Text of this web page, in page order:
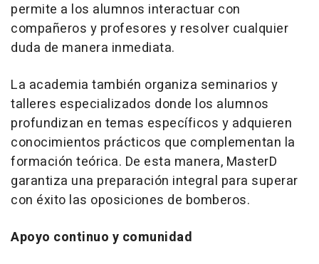
permite a los alumnos interactuar con
compañeros y profesores y resolver cualquier
duda de manera inmediata.
La academia también organiza seminarios y
talleres especializados donde los alumnos
profundizan en temas específicos y adquieren
conocimientos prácticos que complementan la
formación teórica. De esta manera, MasterD
garantiza una preparación integral para superar
con éxito las oposiciones de bomberos.
Apoyo continuo y comunidad